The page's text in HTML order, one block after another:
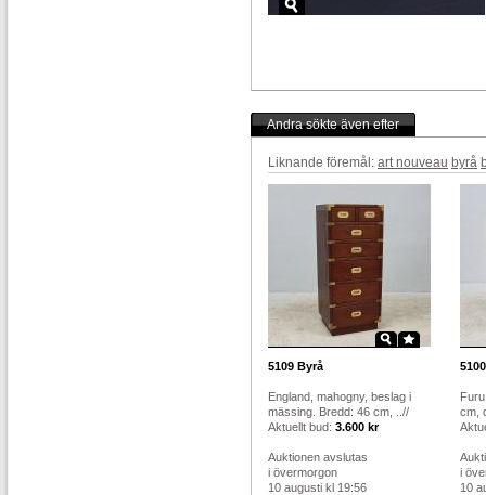
Andra sökte även efter
Liknande föremål: art nouveau byrå
5109 Byrå
England, mahogny, beslag i
mässing. Bredd: 46 cm, ..//
Aktuellt bud: 3.600 kr
Auktionen avslutas
i övermorgon
10 augusti kl 19:56
5100
cm,
i
10